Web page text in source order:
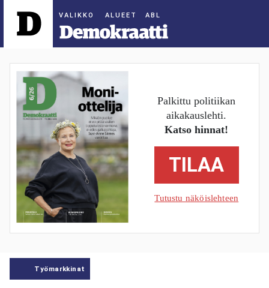
ALUEET
Palkittu politiikan
aikakauslehti.
Katso hinnat!
TILAA
Tutustu näköislehteen
Työmarkkinat